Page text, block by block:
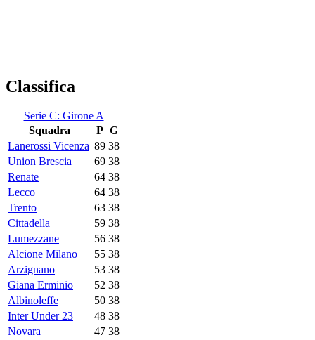
Classifica
Serie C: Girone A
Squadra
P G
Lanerossi Vicenza 89 38
Union Brescia
69 38
Renate
64 38
Lecco
64 38
Trento
63 38
Cittadella
59 38
Lumezzane
56 38
Alcione Milano
55 38
Arzignano
53 38
Giana Erminio
52 38
Albinoleffe
50 38
Inter Under 23
48 38
Novara
47 38